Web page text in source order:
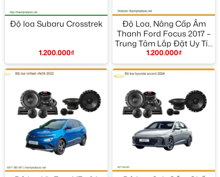
Độ loa Subaru Crosstrek
1.200.000₫
Độ Loa, Nâng Cấp Âm
Thanh Ford Focus 2017 –
Trung Tâm Lắp Đặt Uy Tín
TPHCM
1.200.000₫